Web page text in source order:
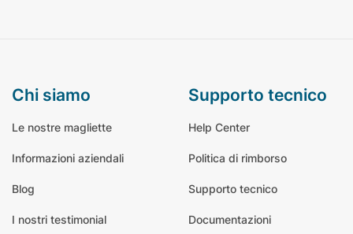
chi siamo
Le nostre magliette
Informazioni aziendali
Blog
I nostri testimonial
supporto tecnico
Help Center
Politica di rimborso
Supporto tecnico
Documentazioni